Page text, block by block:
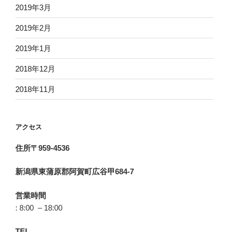
2019年3月
2019年2月
2019年1月
2018年12月
2018年11月
アクセス
住所〒959-4536
新潟県東蒲原郡阿賀町広谷甲684-7
営業時間
: 8:00 – 18:00